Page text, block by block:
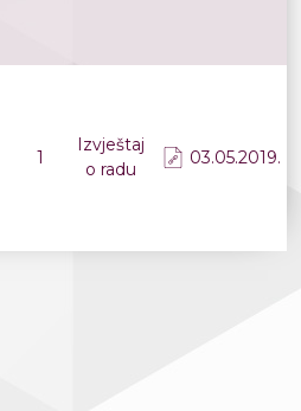
1
Izvještaj
o radu
03.05.2019.